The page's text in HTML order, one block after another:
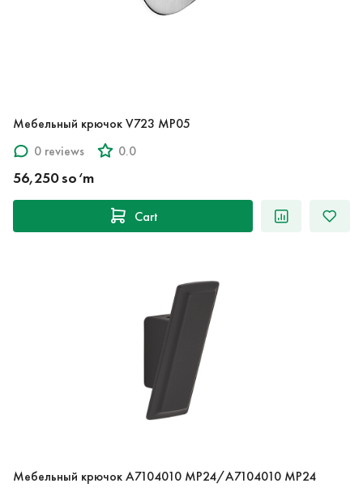
Мебельный крючок V723 MP05
0 reviews
0.0
56,250 so‘m
Cart
Мебельный крючок A7104010 MP24/A7104010 MP24